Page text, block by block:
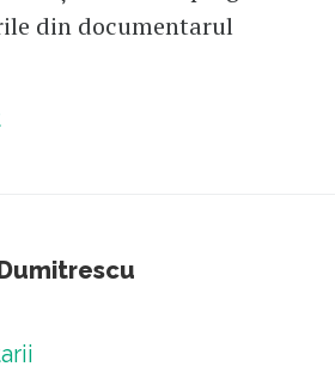
din documentarul